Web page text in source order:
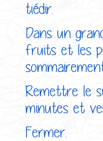
tiédir.
Dans un
fruits et les
Remettre le
minutes et
Fermer.